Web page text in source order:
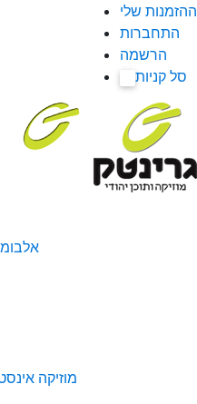
ההזמנות שלי
התחברות
הרשמה
סל קניות
מוזיקה